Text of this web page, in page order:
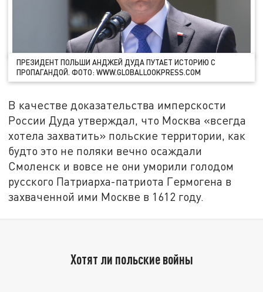
ПРЕЗИДЕНТ ПОЛЬШИ АНДЖЕЙ ДУДА ПУТАЕТ ИСТОРИЮ С
ПРОПАГАНДОЙ. ФОТО: WWW.GLOBALLOOKPRESS.COM
В качестве доказательства имперскости
России Дуда утверждал, что Москва «всегда
хотела захватить» польские территории, как
будто это не поляки вечно осаждали
Смоленск и вовсе не они уморили голодом
русского Патриарха-патриота Гермогена в
захваченной ими Москве в 1612 году.
Хотят ли польские войны